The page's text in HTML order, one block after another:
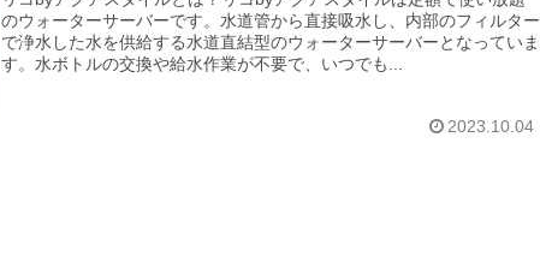
のウォーターサーバーです。水道管から直接吸水し、内部のフィルター
で浄水した水を供給する水道直結型のウォーターサーバーとなっていま
す。水ボトルの交換や給水作業が不要で、いつでも...
2023.10.04